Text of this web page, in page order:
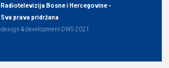
Radiotelevizija Bosne i Hercegovine -
Sva prava pridržana
design & development DWS2021